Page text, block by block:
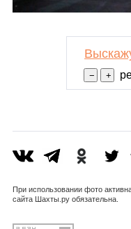
При использовании фото
сайта Шахты.ру обязательна.